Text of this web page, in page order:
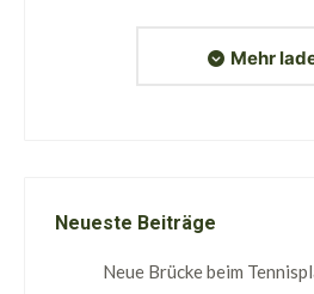
Mehr
Neueste Beiträge
Neue Brücke beim